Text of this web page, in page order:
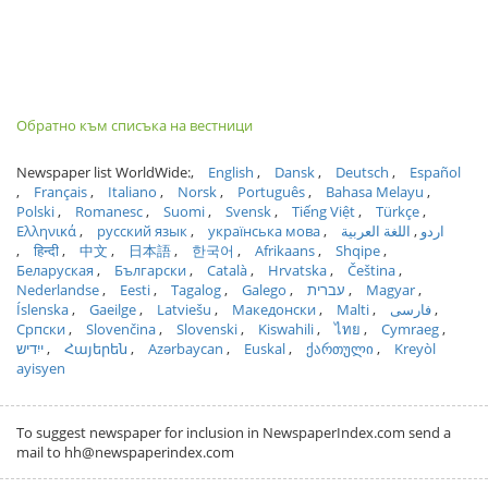
Обратно към списъка на вестници
Newspaper list WorldWide: English Dansk Deutsch
Español
Français
Italiano Norsk Português
Bahasa Melayu
Polski
Romanesc Suomi Svensk Tiếng Việt
Türkçe
Ελληνικά
русский язык українська мова اردو
اللغة العربية
हिन्दी
中文 日本語 한국어 Afrikaans
Shqipe
Беларуская
Български Català Hrvatska
Čeština
Nederlandse
Eesti Tagalog Galego עברית
Magyar
Íslenska
Gaeilge Latviešu Македонски Malti
فارسی
Српски
Slovenčina Slovenski Kiswahili ไทย
Cymraeg
ייִדיש
Հայերեն Azərbaycan Euskal ქართული
Kreyòl
ayisyen
To suggest newspaper for inclusion in NewspaperIndex.com send a
mail to hh@newspaperindex.com